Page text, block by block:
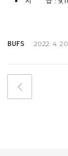
BUFS 2022. 4. 20